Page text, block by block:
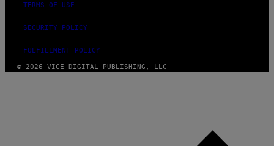
TERMS OF USE
SECURITY POLICY
FULFILLMENT POLICY
© 2026 VICE DIGITAL PUBLISHING, LLC